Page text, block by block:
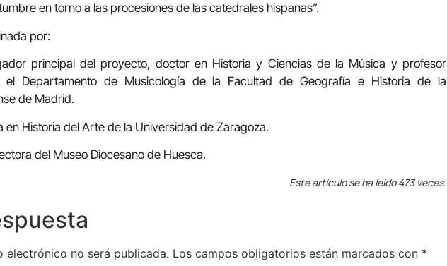
en torno a las procesiones de las catedrales hispanas”.
por:
principal del proyecto, doctor en Historia y Ciencias de la Música y profesor
Departamento de Musicología de la Facultad de Geografía e Historia de la
de Madrid.
Historia del Arte de la Universidad de Zaragoza.
del Museo Diocesano de Huesca.
Este artículo se ha leído 473 veces.
electrónico no será publicada. Los campos obligatorios están marcados con *